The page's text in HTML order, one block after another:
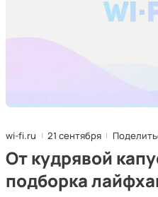
wi-fi.ru 21 сентября
От кудрявой
подборка